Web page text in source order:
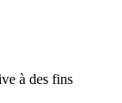
à des fins